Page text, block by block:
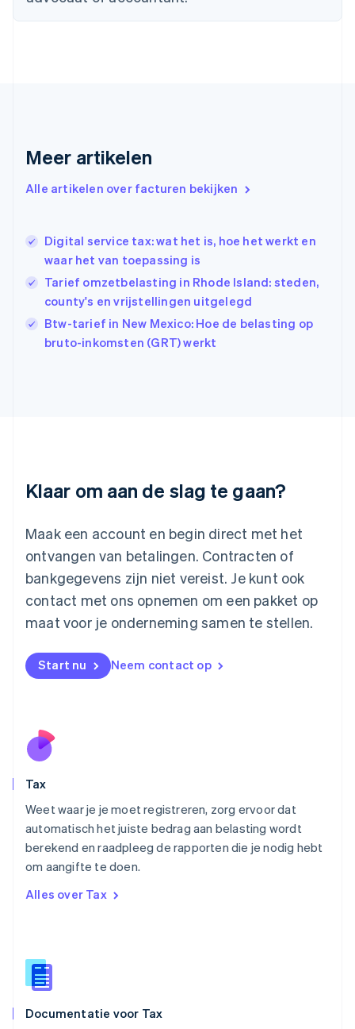
Meer artikelen
Alle artikelen over facturen bekijken
Digital service tax: wat het is, hoe het werkt en
waar het van toepassing is
Tarief omzetbelasting in Rhode Island: steden,
county's en vrijstellingen uitgelegd
Btw-tarief in New Mexico: Hoe de belasting op
bruto-inkomsten (GRT) werkt
Klaar om aan de slag te gaan?
Maak een account en begin direct met het
ontvangen van betalingen. Contracten of
bankgegevens zijn niet vereist. Je kunt ook
contact met ons opnemen om een pakket op
maat voor je onderneming samen te stellen.
Start nu Neem contact op
Tax
Weet waar je je moet registreren, zorg ervoor dat
automatisch het juiste bedrag aan belasting wordt
berekend en raadpleeg de rapporten die je nodig hebt
om aangifte te doen.
Alles over Tax
Documentatie voor Tax
English
Griekenland
English
Hongkong SAR, China
English简体中文
Ierland
India
English
Italië
Litouwen
Luxemburg
Maleisië
English简体中文
Malta
English
Mexico
Nederland
NederlandsEnglish
English
Oostenrijk
English
Portugal
English
Roemenië
English
Singapore
English 简体中文
English
Spanje
Thailand